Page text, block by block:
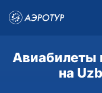
Авиабилеты
на